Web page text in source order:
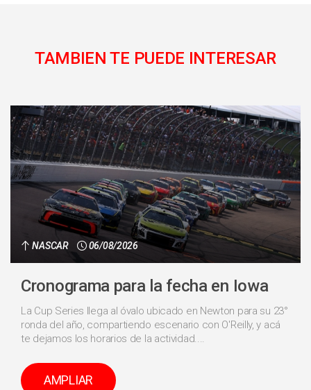
TAMBIEN TE PUEDE INTERESAR
NASCAR 06/08/2026
Cronograma para la fecha en Iowa
La Cup Series llega al óvalo ubicado en Newton para su 23°
ronda del año, compartiendo escenario con O'Reilly, y acá
te dejamos los horarios de la actividad....
AMPLIAR